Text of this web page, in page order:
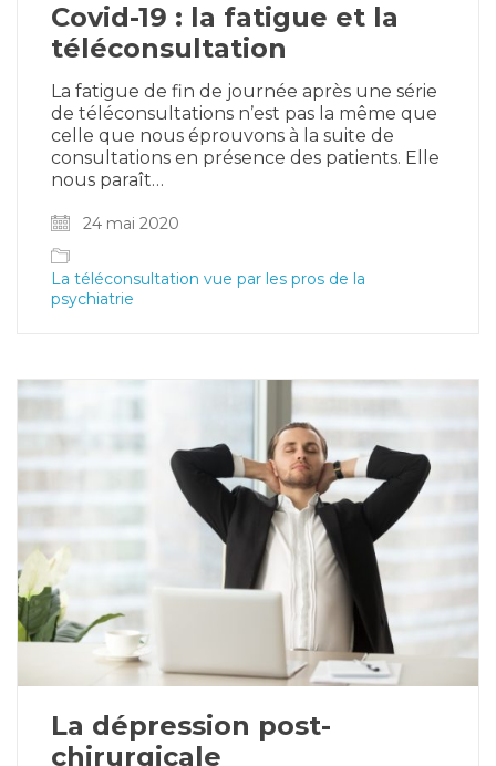
Covid-19 : la fatigue et la
téléconsultation
La fatigue de fin de journée après une série
de téléconsultations n’est pas la même que
celle que nous éprouvons à la suite de
consultations en présence des patients. Elle
nous paraît…
24 mai 2020
La téléconsultation vue par les pros de la
psychiatrie
La dépression post-
chirurgicale